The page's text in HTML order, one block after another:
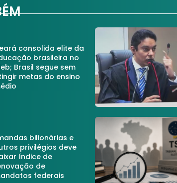
consolida elite da
brasileira no
Brasil segue sem
metas do ensino
bilionárias e
privilégios deve
índice de
de
federais